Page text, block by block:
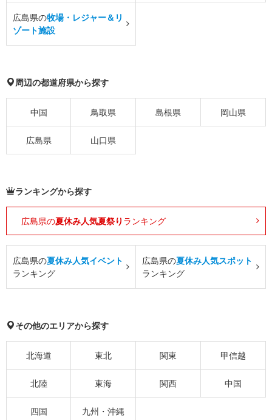
広島県の牧場・レジャー＆リ
ゾート施設
周辺の都道府県から探す
中国 鳥取県 島根県 岡山県
広島県 山口県
ランキングから探す
広島県の夏休み人気夏祭り ランキング
広島県の夏休み人気イベント
ランキング
広島県の夏休み人気スポット
ランキング
その他のエリアから探す
北海道 東北 関東 甲信越
北陸 東海 関西 中国
四国 九州・沖縄